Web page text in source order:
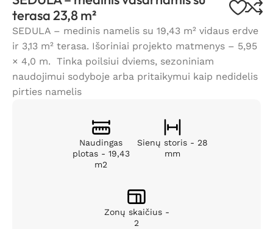
terasa 23,8 m²
SEDULA – medinis namelis su 19,43 m² vidaus erdve
ir 3,13 m² terasa. Išoriniai projekto matmenys – 5,95
× 4,0 m. Tinka poilsiui dviems, sezoniniam
naudojimui sodyboje arba pritaikymui kaip nedidelis
pirties namelis
Naudingas
plotas - 19,43
m2
Sienų storis - 28
mm
Zonų skaičius -
2